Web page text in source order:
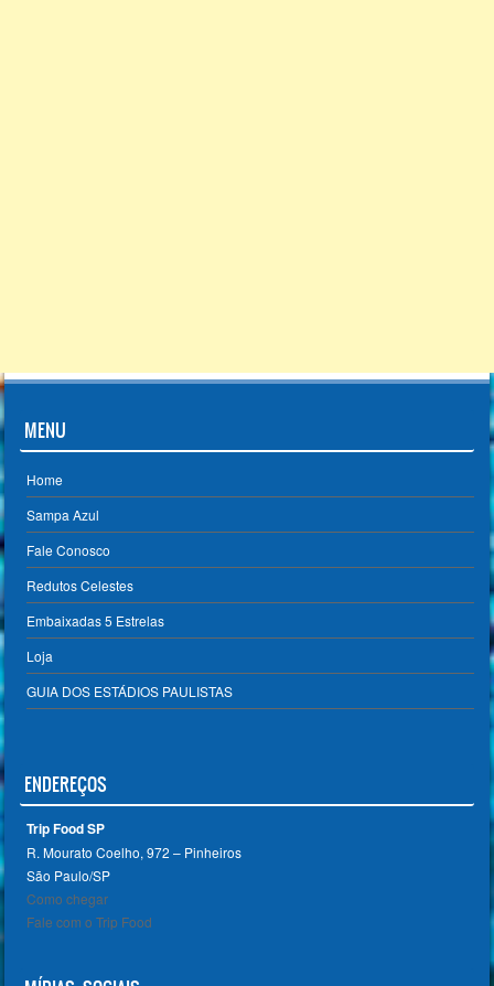
MENU
Home
Sampa Azul
Fale Conosco
Redutos Celestes
Embaixadas 5 Estrelas
Loja
GUIA DOS ESTÁDIOS PAULISTAS
ENDEREÇOS
Trip Food SP
R. Mourato Coelho, 972 – Pinheiros
São Paulo/SP ‎
Como chegar
Fale com o Trip Food